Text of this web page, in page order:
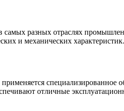
разных отраслях
и механических характеристик.
специализированное
отличные